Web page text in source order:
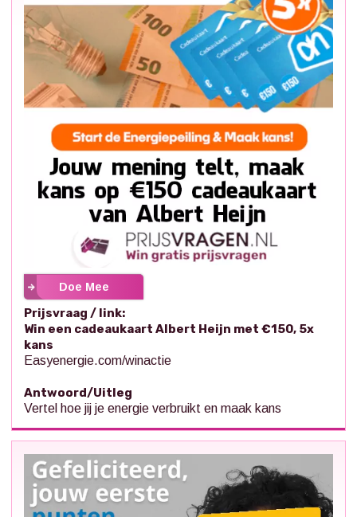
Doe Mee
Prijsvraag / link:
Win een cadeaukaart Albert Heijn met €150, 5x
kans
Easyenergie.com/winactie
Antwoord/Uitleg
Vertel hoe jij je energie verbruikt en maak kans